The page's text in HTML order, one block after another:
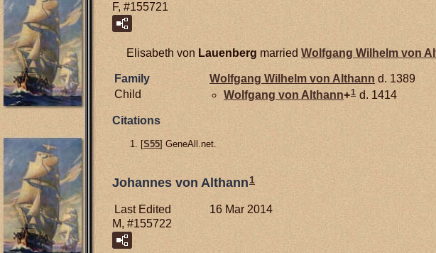
F, #155721
Elisabeth von Lauenberg married Wolfgang Wilhelm von
Family Wolfgang Wilhelm von Althann d. 1389
Child
Wolfgang von Althann+1 d. 1414
Citations
[S55] GeneAll.net.
Johannes von Althann 1
Last Edited
16 Mar 2014
M, #155722